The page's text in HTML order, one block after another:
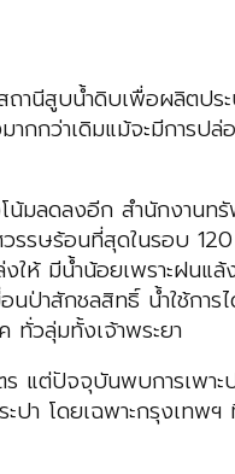
ถานีสูบน้ำดิบเพื่อผลิตปร
กกว่าเดิมแม้จะมีการปล่
มลดลงอีก สำนักงานท
รษร้อนที่สุดในรอบ
ห้ มีน้ำน้อยเพราะฝนแ
นป่าสักชลสิทธิ์ น้ำใช้การ
ทั่วลุ่มทั้งเจ้าพระยา
แต่ปัจจุบันพบการเพาะ
ปา โดยเฉพาะกรุงเทพ